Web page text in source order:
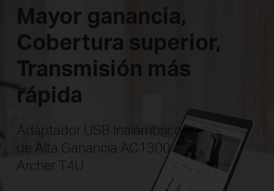
Mayor ganancia,
Cobertura superior,
Transmisión más
rápida
Adaptador USB Inalámbrico
de Alta Ganancia AC1300
Archer T4U